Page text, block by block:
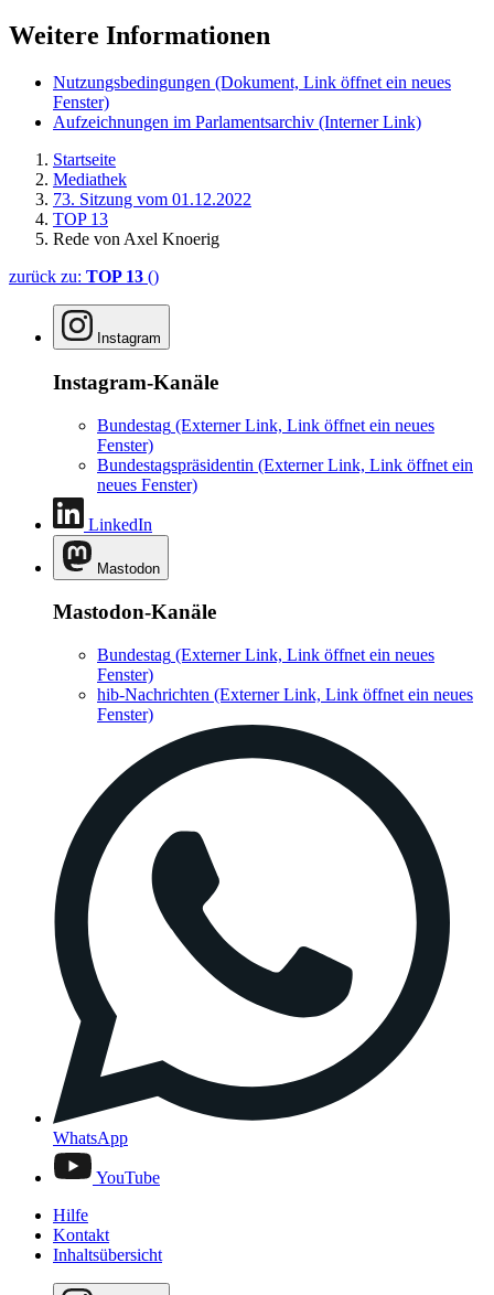
Weitere Informationen
Nutzungsbedingungen (Dokument, Link öffnet ein neues
Fenster)
Aufzeichnungen im Parlamentsarchiv (Interner Link)
Startseite
Mediathek
73. Sitzung vom 01.12.2022
TOP 13
Rede von Axel Knoerig
zurück zu: TOP 13 ()
Instagram
Instagram-Kanäle
Bundestag (Externer Link, Link öffnet ein neues
Fenster)
Bundestagspräsidentin (Externer Link, Link öffnet ein
neues Fenster)
LinkedIn
Mastodon
Mastodon-Kanäle
Bundestag (Externer Link, Link öffnet ein neues
Fenster)
hib-Nachrichten (Externer Link, Link öffnet ein neues
Fenster)
WhatsApp
YouTube
Hilfe
Kontakt
Inhaltsübersicht